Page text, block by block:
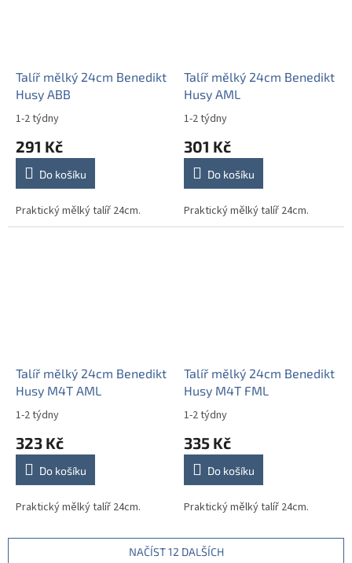
Talíř mělký 24cm Benedikt
Husy ABB
1-2 týdny
291 Kč
Do košíku
Praktický mělký talíř 24cm.
Talíř mělký 24cm Benedikt
Husy AML
1-2 týdny
301 Kč
Do košíku
Praktický mělký talíř 24cm.
Talíř mělký 24cm Benedikt
Husy M4T AML
1-2 týdny
323 Kč
Do košíku
Praktický mělký talíř 24cm.
Talíř mělký 24cm Benedikt
Husy M4T FML
1-2 týdny
335 Kč
Do košíku
Praktický mělký talíř 24cm.
NAČÍST 12 DALŠÍCH